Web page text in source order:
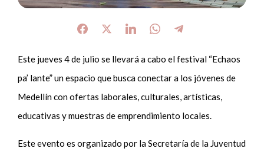
Este jueves 4 de julio se llevará a cabo el festival “Echaos
pa’ lante” un espacio que busca conectar a los jóvenes de
Medellín con ofertas laborales, culturales, artísticas,
educativas y muestras de emprendimiento locales.
Este evento es organizado por la Secretaría de la Juventud